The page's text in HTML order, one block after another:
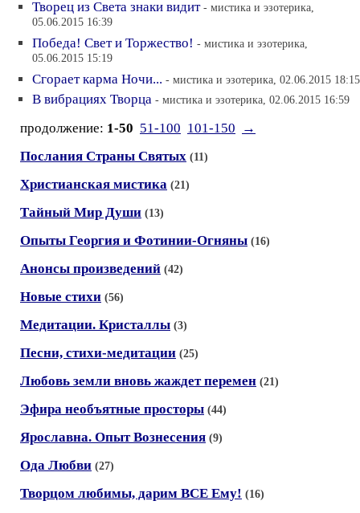
Творец из Света знаки видит - мистика и эзотерика,
05.06.2015 16:39
Победа! Свет и Торжество! - мистика и эзотерика,
05.06.2015 15:19
Сгорает карма Ночи... - мистика и эзотерика, 02.06.2015 18:15
В вибрациях Творца - мистика и эзотерика, 02.06.2015 16:59
продолжение: 1-50 51-100 101-150
→
Послания Страны Святых (11)
Христианская мистика (21)
Тайный Мир Души (13)
Опыты Георгия и Фотинии-Огняны (16)
Анонсы произведений (42)
Новые стихи (56)
Медитации. Кристаллы (3)
Песни, стихи-медитации (25)
Любовь земли вновь жаждет перемен (21)
Эфира необъятные просторы (44)
Ярославна. Опыт Вознесения (9)
Ода Любви (27)
Творцом любимы, дарим ВСЕ Ему! (16)